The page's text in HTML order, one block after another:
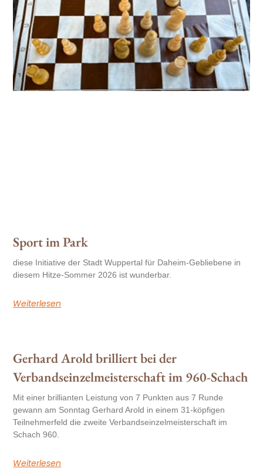
Sport im Park
diese Initiative der Stadt Wuppertal für Daheim-Gebliebene in
diesem Hitze-Sommer 2026 ist wunderbar.
Weiterlesen
Gerhard Arold brilliert bei der
Verbandseinzelmeisterschaft im 960-Schach
Mit einer brillianten Leistung von 7 Punkten aus 7 Runde
gewann am Sonntag Gerhard Arold in einem 31-köpfigen
Teilnehmerfeld die zweite Verbandseinzelmeisterschaft im
Schach 960.
Weiterlesen